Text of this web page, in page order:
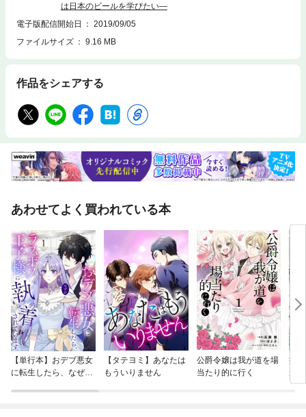
は日本のビールを学びたい―
電子版配信開始日
2019/09/05
ファイルサイズ
9.16 MB
作品をシェアする
あわせてよく買われている本
【単行本】おデブ悪女
に転生したら、なぜか
【タテヨミ】あなたは
もういりません
公爵令嬢は我が道を場
当たり的に行く
病
が
ぎ